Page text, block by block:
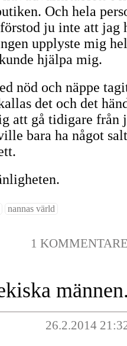
Och hela
ju inte att jag
upplyste mig
hjälpa mig.
nöd och näppe
det och det
att gå tidigare från
bara ha något
nannas värld
1
26.2.2014